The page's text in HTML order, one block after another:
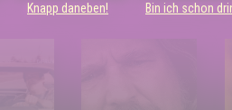
Knapp daneben! Bin ich schon